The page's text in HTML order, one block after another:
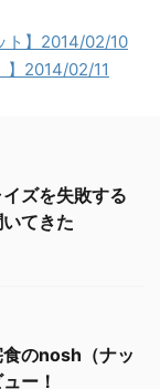
ト】2014/02/10
】2014/02/11
ズを失敗する
てきた
食のnosh（ナッ
ー！